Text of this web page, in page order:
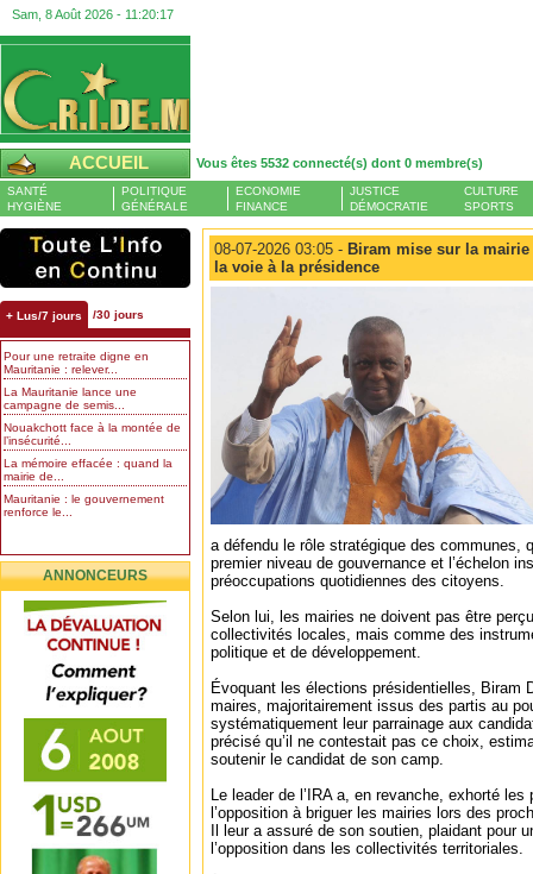
Sam, 8 Août 2026 - 11:20:18
ACCUEIL Vous êtes 5532 connecté(s) dont 0 membre(s)
SANTÉ
HYGIÈNE
POLITIQUE
GÉNÉRALE
ECONOMIE
FINANCE
JUSTICE
DÉMOCRATIE
CULTURE
SPORTS
+ Lus/7 jours /30 jours
Pour une retraite digne en
Mauritanie : relever...
La Mauritanie lance une
campagne de semis...
Nouakchott face à la montée de
l’insécurité...
La mémoire effacée : quand la
mairie de...
Mauritanie : le gouvernement
renforce le...
ANNONCEURS
08-07-2026 03:05 - Biram mise sur la
la voie à la présidence
a défendu le rôle stratégique des communes,
premier niveau de gouvernance et l’échelon
préoccupations quotidiennes des citoyens.
Selon lui, les mairies ne doivent pas être
collectivités locales, mais comme des
politique et de développement.
Évoquant les élections présidentielles, Biram
maires, majoritairement issus des partis au
systématiquement leur parrainage aux
précisé qu’il ne contestait pas ce choix,
soutenir le candidat de son camp.
Le leader de l’IRA a, en revanche, exhorté
l’opposition à briguer les mairies lors des
Il leur a assuré de son soutien, plaidant pour
l’opposition dans les collectivités territoriales.